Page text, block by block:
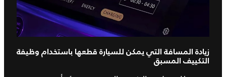
زيادة المسافة التي يمكن للسيارة قطعها باستخدام وظيفة
التكييف المسبق